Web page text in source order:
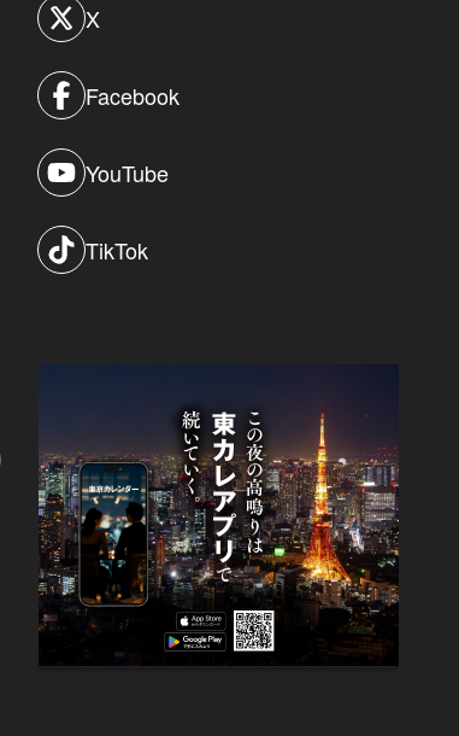
東カレイベントレポート Vol.30
X
Facebook
YouTube
TikTok